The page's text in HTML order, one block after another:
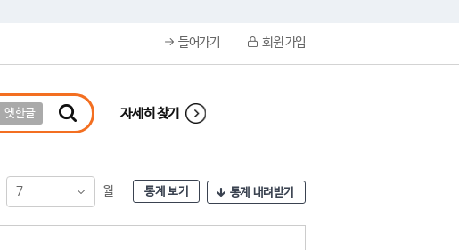
들어가기 회원 가입
옛한글 자세히 찾기
7 월 통계 보기 통계 내려받기